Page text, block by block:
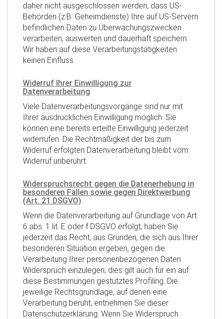
daher nicht ausgeschlossen werden, dass US-
Behörden (z.B. Geheimdienste) Ihre auf US-Servern
befindlichen Daten zu Überwachungszwecken
verarbeiten, auswerten und dauerhaft speichern.
Wir haben auf diese Verarbeitungstätigkeiten
keinen Einfluss.
Widerruf Ihrer Einwilligung zur
Datenverarbeitung
Viele Datenverarbeitungsvorgänge sind nur mit
Ihrer ausdrücklichen Einwilligung möglich. Sie
können eine bereits erteilte Einwilligung jederzeit
widerrufen. Die Rechtmäßigkeit der bis zum
Widerruf erfolgten Datenverarbeitung bleibt vom
Widerruf unberührt.
Widerspruchsrecht gegen die Datenerhebung in
besonderen Fällen sowie gegen Direktwerbung
(Art. 21 DSGVO)
Wenn die Datenverarbeitung auf Grundlage von Art.
6 abs. 1 lit. E oder f DSGVO erfolgt, haben Sie
jederzeit das Recht, aus Gründen, die sich aus Ihrer
besonderen Situation ergeben, gegen die
Verarbeitung Ihrer personenbezogenen Daten
Widerspruch einzulegen; dies gilt auch für ein auf
diese Bestimmungen gestütztes Profiling. Die
jeweilige Rechtsgrundlage, auf denen eine
Verarbeitung beruht, entnehmen Sie dieser
Datenschutzerklärung. Wenn Sie Widerspruch